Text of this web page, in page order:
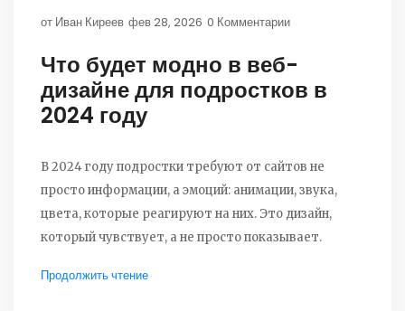
от Иван Киреев фев 28, 2026 0 Комментарии
Что будет модно в веб-
дизайне для подростков в
2024 году
В 2024 году подростки требуют от сайтов не
просто информации, а эмоций: анимации, звука,
цвета, которые реагируют на них. Это дизайн,
который чувствует, а не просто показывает.
Продолжить чтение